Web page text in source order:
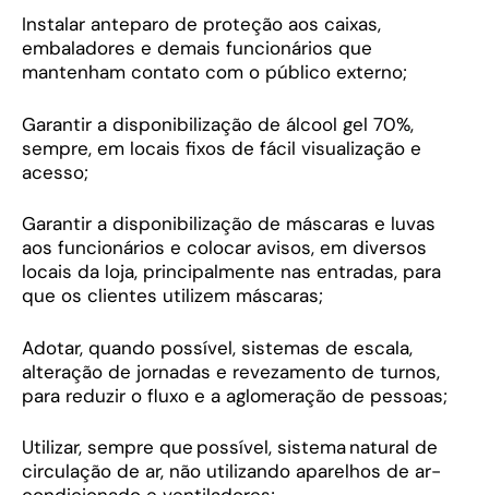
Instalar anteparo de proteção aos caixas,
embaladores e demais funcionários que
mantenham contato com o público externo;
Garantir a disponibilização de álcool gel 70%,
sempre, em locais fixos de fácil visualização e
acesso;
Garantir a disponibilização de máscaras e luvas
aos funcionários e colocar avisos, em diversos
locais da loja, principalmente nas entradas, para
que os clientes utilizem máscaras;
Adotar, quando possível, sistemas de escala,
alteração de jornadas e revezamento de turnos,
para reduzir o fluxo e a aglomeração de pessoas;
Utilizar, sempre que possível, sistema natural de
circulação de ar, não utilizando aparelhos de ar-